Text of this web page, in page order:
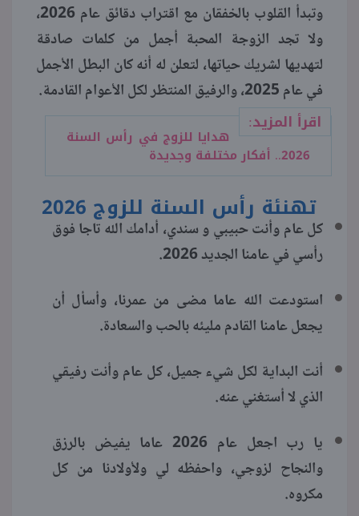
وتبدأ القلوب بالخفقان مع اقتراب دقائق عام 2026،
ولا تجد الزوجة المحبة أجمل من كلمات صادقة
لتهديها لشريك حياتها، لتعلن له أنه كان البطل الأجمل
في عام 2025، والرفيق المنتظر لكل الأعوام القادمة.
اقرأ المزيد:
هدايا للزوج في رأس السنة
2026.. أفكار مختلفة وجديدة
تهنئة رأس السنة للزوج 2026
كل عام وأنت حبيبي و سندي، أدامك الله تاجا فوق
رأسي في عامنا الجديد 2026.
استودعت الله عاما مضى من عمرنا، وأسأل أن
يجعل عامنا القادم مليئه بالحب والسعادة.
أنت البداية لكل شيء جميل، كل عام وأنت رفيقي
الذي لا أستغني عنه.
يا رب اجعل عام 2026 عاما يفيض بالرزق
والنجاح لزوجي، واحفظه لي ولأولادنا من كل
مكروه.